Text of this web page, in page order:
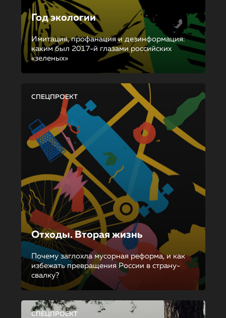
Год экологии
Имитация, профанация и дезинформация:
каким был 2017-й глазами российских
«зеленых»
СПЕЦПРОЕКТ
Отходы. Вторая жизнь
Почему заглохла мусорная реформа, и как
избежать превращения России в страну-
свалку?
СПЕЦПРОЕКТ